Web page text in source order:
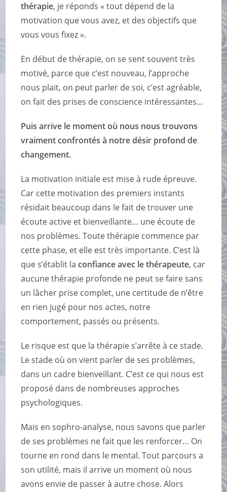
thérapie, je réponds « tout dépend de la
motivation que vous avez, et des objectifs que
vous vous fixez ».
En début de thérapie, on se sent souvent très
motivé, parce que c’est nouveau, l’approche
nous plait, on peut parler de soi, c’est agréable,
on fait des prises de conscience intéressantes…
Puis arrive le moment où nous nous trouvons
vraiment confrontés à notre désir profond de
changement.
La motivation initiale est mise à rude épreuve.
Car cette motivation des premiers instants
résidait beaucoup dans le fait de trouver une
écoute active et bienveillante… une écoute de
nos problèmes. Toute thérapie commence par
cette phase, et elle est très importante. C’est là
que s’établit laconfiance avec le thérapeute, car
aucune thérapie profonde ne peut se faire sans
un lâcher prise complet, une certitude de n’être
en rien jugé pour nos actes, notre
comportement, passés ou présents.
Le risque est que la thérapie s’arrête à ce stade.
Le stade où on vient parler de ses problèmes,
dans un cadre bienveillant. C’est ce qui nous est
proposé dans de nombreuses approches
psychologiques.
Mais en sophro-analyse, nous savons que parler
de ses problèmes ne fait que les renforcer… On
tourne en rond dans le mental. Tout parcours a
son utilité, mais il arrive un moment où nous
avons envie de passer à autre chose. Alors